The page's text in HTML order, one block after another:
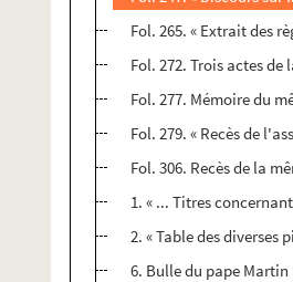
Fol. 265. « Extrait des
Fol. 272. Trois actes
Fol. 277. Mémoire du
Fol. 279. « Recès de
Fol. 306. Recès de la
1. « ... Titres
2. « Table des diverses
6. Bulle du pape Martin